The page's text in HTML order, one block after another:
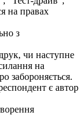
на правах
з
чи наступне
на
забороняється.
є автор